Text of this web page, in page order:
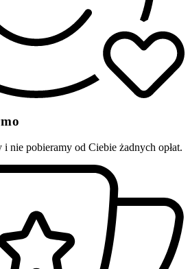
i nie pobieramy od Ciebie żadnych opłat.